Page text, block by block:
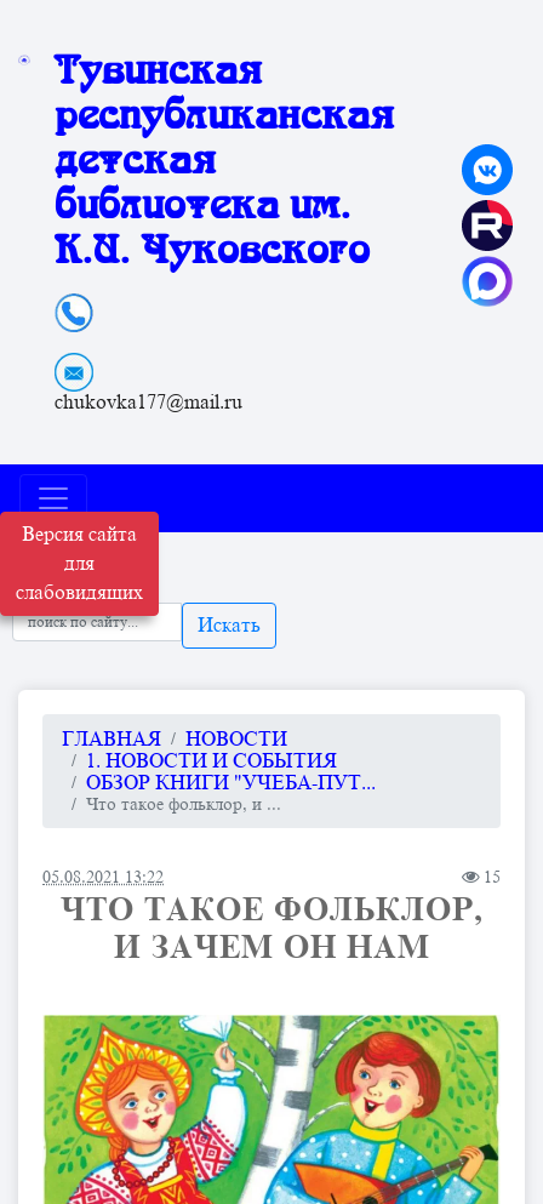
Версия сайта
для
слабовидящих
Тувинская
республиканская
детская
библиотека им.
К.И. Чуковского
chukovka177@mail.ru
Искать
ГЛАВНАЯ
НОВОСТИ
1. НОВОСТИ И СОБЫТИЯ
ОБЗОР КНИГИ "УЧЕБА-ПУТ...
Что такое фольклор, и ...
05.08.2021 13:22 15
ЧТО ТАКОЕ ФОЛЬКЛОР,
И ЗАЧЕМ ОН НАМ